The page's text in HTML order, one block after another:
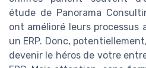
étude de Panorama
ont amélioré leurs processus
un ERP. Donc,
devenir le héros de votre